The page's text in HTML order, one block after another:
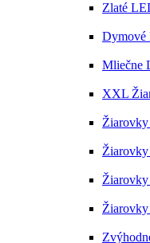
Zlaté
Dymové
Mliečne
XXL